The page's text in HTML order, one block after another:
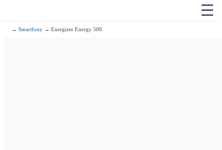
☰
→Smartfony → Energizer Energy 500